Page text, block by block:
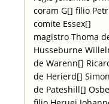
coram G[] filio
comite Essex[]
magistro Thoma
Husseburne
de Warenn[]
de Herierd[]
de Pateshill[]